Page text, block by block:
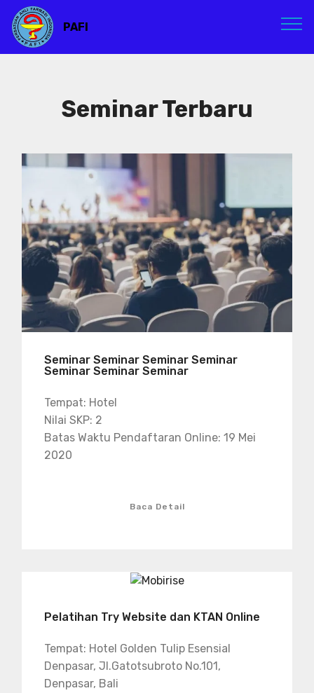
PAFI
Seminar Terbaru
Seminar Seminar Seminar Seminar
Seminar Seminar Seminar
Tempat: Hotel
Nilai SKP: 2
Batas Waktu Pendaftaran Online: 19 Mei
2020
Baca Detail
Pelatihan Try Website dan KTAN Online
Tempat: Hotel Golden Tulip Esensial
Denpasar, Jl.Gatotsubroto No.101,
Denpasar, Bali